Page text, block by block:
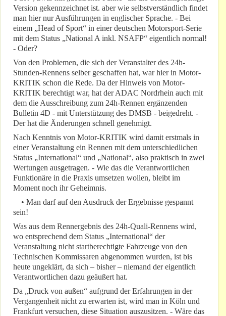
Version gekennzeichnet ist. aber wie selbstverständlich findet
man hier nur Ausführungen in englischer Sprache. - Bei
einem „Head of Sport“ in einer deutschen Motorsport-Serie
mit dem Status „National A inkl. NSAFP“ eigentlich normal!
- Oder?
Von den Problemen, die sich der Veranstalter des 24h-
Stunden-Rennens selber geschaffen hat, war hier in Motor-
KRITIK schon die Rede. Da der Hinweis von Motor-
KRITIK berechtigt war, hat der ADAC Nordrhein auch mit
dem die Ausschreibung zum 24h-Rennen ergänzenden
Bulletin 4D - mit Unterstützung des DMSB - beigedreht. -
Der hat die Änderungen schnell genehmigt.
Nach Kenntnis von Motor-KRITIK wird damit erstmals in
einer Veranstaltung ein Rennen mit dem unterschiedlichen
Status „International“ und „National“, also praktisch in zwei
Wertungen ausgetragen. - Wie das die Verantwortlichen
Funktionäre in die Praxis umsetzen wollen, bleibt im
Moment noch ihr Geheimnis.
• Man darf auf den Ausdruck der Ergebnisse gespannt
sein!
Was aus dem Rennergebnis des 24h-Quali-Rennens wird,
wo entsprechend dem Status „International“ der
Veranstaltung nicht startberechtigte Fahrzeuge von den
Technischen Kommissaren abgenommen wurden, ist bis
heute ungeklärt, da sich – bisher – niemand der eigentlich
Verantwortlichen dazu geäußert hat.
Da „Druck von außen“ aufgrund der Erfahrungen in der
Vergangenheit nicht zu erwarten ist, wird man in Köln und
Frankfurt versuchen, diese Situation auszusitzen. - Wäre das